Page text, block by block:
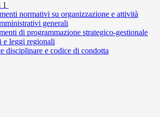
1
normativi su organizzazione e attività
generali
di programmazione strategico-gestionale
e leggi regionali
disciplinare e codice di condotta